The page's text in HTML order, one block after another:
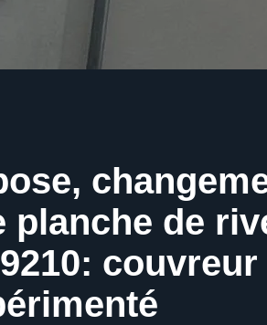
planche de
couvreur